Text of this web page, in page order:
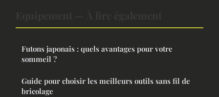
Futons japonais : quels avantages pour votre
sommeil ?
Guide pour choisir les meilleurs outils sans fil de
bricolage